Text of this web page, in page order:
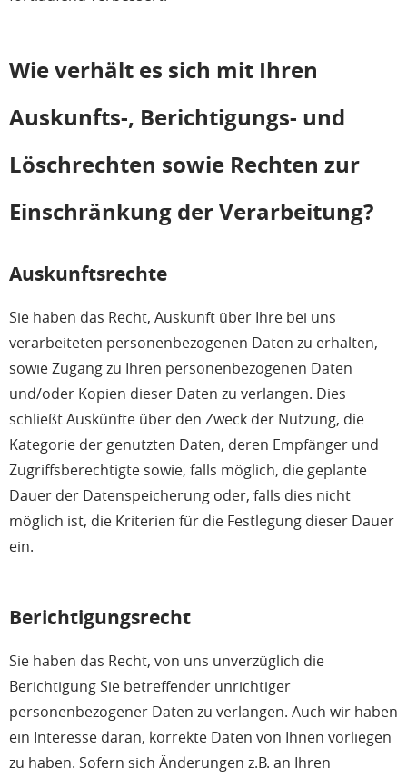
Wie verhält es sich mit Ihren
Auskunfts-, Berichtigungs- und
Löschrechten sowie Rechten zur
Einschränkung der Verarbeitung?
Auskunftsrechte
Sie haben das Recht, Auskunft über Ihre bei uns
verarbeiteten personenbezogenen Daten zu erhalten,
sowie Zugang zu Ihren personenbezogenen Daten
und/oder Kopien dieser Daten zu verlangen. Dies
schließt Auskünfte über den Zweck der Nutzung, die
Kategorie der genutzten Daten, deren Empfänger und
Zugriffsberechtigte sowie, falls möglich, die geplante
Dauer der Datenspeicherung oder, falls dies nicht
möglich ist, die Kriterien für die Festlegung dieser Dauer
ein.
Berichtigungsrecht
Sie haben das Recht, von uns unverzüglich die
Berichtigung Sie betreffender unrichtiger
personenbezogener Daten zu verlangen. Auch wir haben
ein Interesse daran, korrekte Daten von Ihnen vorliegen
zu haben. Sofern sich Änderungen z.B. an Ihren